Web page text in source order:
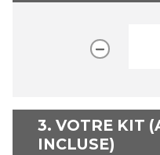
3. VOTRE KIT
INCLUSE)